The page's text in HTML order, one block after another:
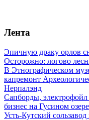
Лента
Эпичную драку орлов
Осторожно: логово
В Этнографическом
капремонт
Нерпалэнд
Сапборды,
бизнес на Гусином
Усть-Кутский